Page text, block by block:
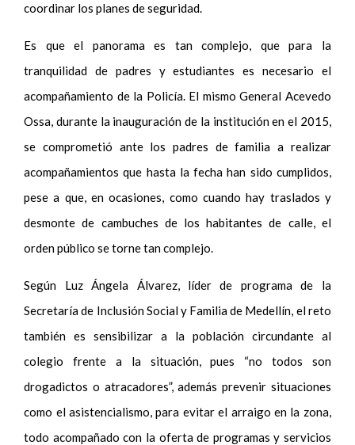
coordinar los planes de seguridad.
Es que el panorama es tan complejo, que para la
tranquilidad de padres y estudiantes es necesario el
acompañamiento de la Policía. El mismo General Acevedo
Ossa, durante la inauguración de la institución en el 2015,
se comprometió ante los padres de familia a realizar
acompañamientos que hasta la fecha han sido cumplidos,
pese a que, en ocasiones, como cuando hay traslados y
desmonte de cambuches de los habitantes de calle, el
orden público se torne tan complejo.
Según Luz Ángela Álvarez, líder de programa de la
Secretaría de Inclusión Social y Familia de Medellín, el reto
también es sensibilizar a la población circundante al
colegio frente a la situación, pues “no todos son
drogadictos o atracadores”, además prevenir situaciones
como el asistencialismo, para evitar el arraigo en la zona,
todo acompañado con la oferta de programas y servicios